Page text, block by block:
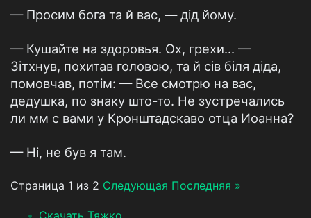
— Просим бога та й вас, — дід йому.
— Кушайте на здоровья. Ох, грехи... —
Зітхнув, похитав головою, та й сів біля діда,
помовчав, потім: — Все смотрю на вас,
дедушка, по знаку што-то. Не зустречались
ли мм с вами у Кронштадскаво отца Иоанна?
— Ні, не був я там.
Страница 1 из 2 Следующая Последняя »
Скачать Тяжко